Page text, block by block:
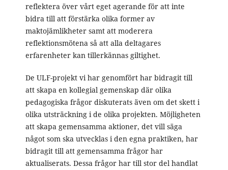
reflektera över vårt eget agerande för att inte
bidra till att förstärka olika former av
maktojämlikheter samt att moderera
reflektionsmötena så att alla deltagares
erfarenheter kan tillerkännas giltighet.
De ULF-projekt vi har genomfört har bidragit till
att skapa en kollegial gemenskap där olika
pedagogiska frågor diskuterats även om det skett i
olika utsträckning i de olika projekten. Möjligheten
att skapa gemensamma aktioner, det vill säga
något som ska utvecklas i den egna praktiken, har
bidragit till att gemensamma frågor har
aktualiserats. Dessa frågor har till stor del handlat